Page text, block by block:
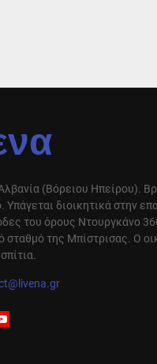
(Βόρειου Ηπείρου).
διοικητικά στην
του όρους Ντουργκάνο
της Μπίστρισας. Ο